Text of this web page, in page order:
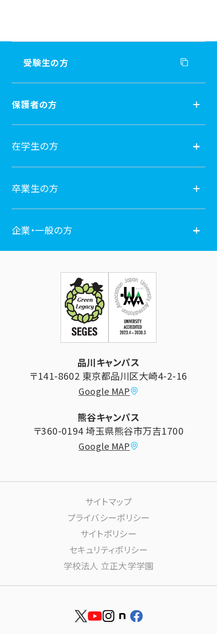
受験生の方
受験生の方
オープンキャンパス
保護者の方
保護者の方
学費納付金・奨学金
証明書発行手続き
在学生の方
在学生の方
学年暦
証明書発行・各種手続き
シラバス (講義案内)
学費納付金・奨学金
大学祭
学内ネットワーク環境(りすねっと)
卒業生の方
卒業生の方
住所等登録内容の変更
企業・一般の方
科目等履修生制度のご案内
研究推進・社会貢献センター
大学施設の利用について
博物館
品川キャンパス
〒141-8602 東京都品川区大崎4-2-16
Google MAP
熊谷キャンパス
〒360-0194 埼玉県熊谷市万吉1700
Google MAP
サイトマップ
プライバシーポリシー
サイトポリシー
セキュリティポリシー
学校法人 立正大学学園